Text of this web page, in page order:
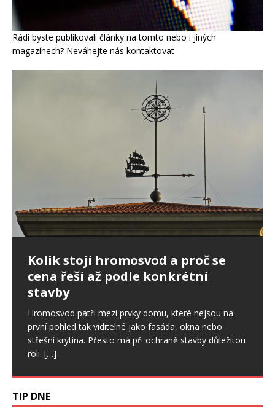
Rádi byste publikovali články na tomto nebo i jiných
magazínech? Neváhejte nás kontaktovat
Kolik stojí hromosvod a proč se
cena řeší až podle konkrétní
stavby
Hromosvod patří mezi prvky domu, které nejsou na
první pohled tak viditelné jako fasáda, okna nebo
střešní krytina. Přesto má při ochraně stavby důležitou
roli. […]
Ptáci ve fasádě: jak postupovat,
když poškodí zateplení domu
Drobné otvory ve fasádě se snadno přehlédnou. U
většího problému. Ptáci dokážou narušit omítku,
výztužnou vrstvu i samotnou izolaci.[…]
Nepřítel stres: Ovlivňuje i spánek,
svaly či zdraví ústní dutiny
Stres je sice běžnou součástí našich životů a v určité
míře je pro nás důležitý. Pokud však trvá dlouhodobě,
začíná ovlivňovat celý organismus, a to[…]
TIP DNE